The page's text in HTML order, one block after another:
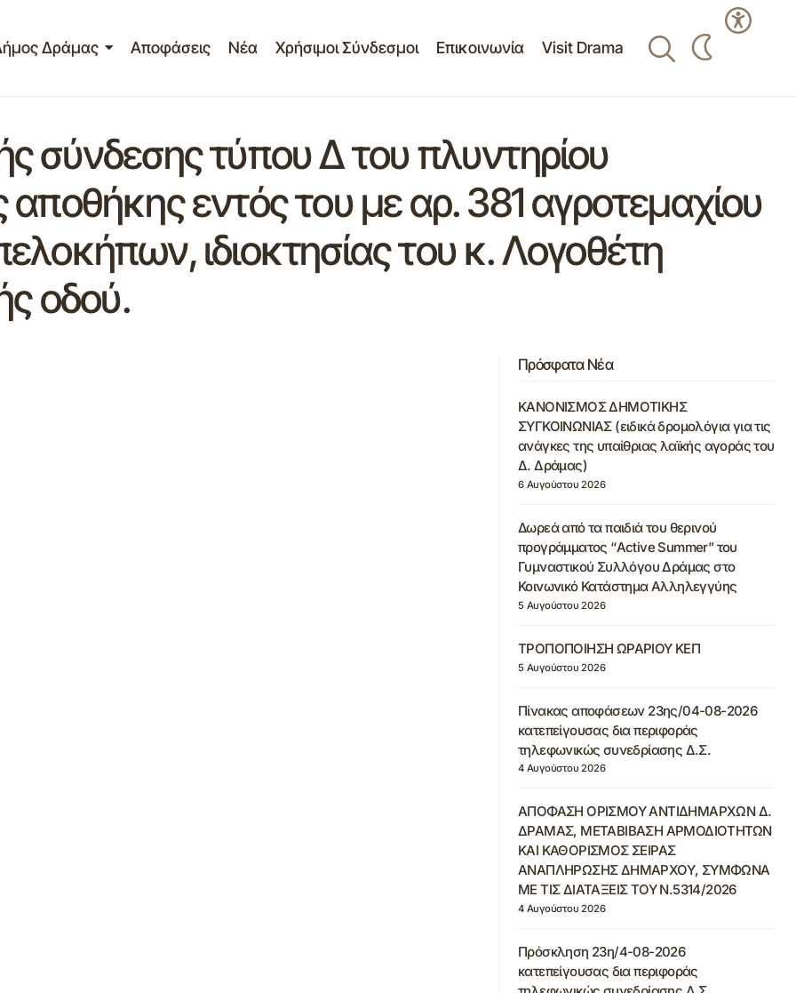
Δράμας Αποφάσεις Νέα Χρήσιμοι Σύνδεσμοι Επικοινωνία Visit Drama
σύνδεσης τύπου Δ του πλυντηρίου
εντός του με αρ. 381 αγροτεμαχίου
ιδιοκτησίας του κ. Λογοθέτη
οδού.
Πρόσφατα Νέα
ΚΑΝΟΝΙΣΜΟΣ ΔΗΜΟΤΙΚΗΣ
ΣΥΓΚΟΙΝΩΝΙΑΣ (ειδικά δρομολόγια για τις
ανάγκες της υπαίθριας λαϊκής αγοράς του
Δ. Δράμας)
6 Αυγούστου 2026
Δωρεά από τα παιδιά του θερινού
προγράμματος “Active Summer” του
Γυμναστικού Συλλόγου Δράμας στο
Κοινωνικό Κατάστημα Αλληλεγγύης
5 Αυγούστου 2026
ΤΡΟΠΟΠΟΙΗΣΗ ΩΡΑΡΙΟΥ ΚΕΠ
5 Αυγούστου 2026
Πίνακας αποφάσεων 23ης/04-08-2026
κατεπείγουσας δια περιφοράς
τηλεφωνικώς συνεδρίασης Δ.Σ.
4 Αυγούστου 2026
ΑΠΟΦΑΣΗ ΟΡΙΣΜΟΥ ΑΝΤΙΔΗΜΑΡΧΩΝ Δ.
ΔΡΑΜΑΣ, ΜΕΤΑΒΙΒΑΣΗ ΑΡΜΟΔΙΟΤΗΤΩΝ
ΚΑΙ ΚΑΘΟΡΙΣΜΟΣ ΣΕΙΡΑΣ
ΑΝΑΠΛΗΡΩΣΗΣ ΔΗΜΑΡΧΟΥ, ΣΥΜΦΩΝΑ
ΜΕ ΤΙΣ ΔΙΑΤΑΞΕΙΣ ΤΟΥ Ν.5314/2026
4 Αυγούστου 2026
Πρόσκληση 23η/4-08-2026
κατεπείγουσας δια περιφοράς